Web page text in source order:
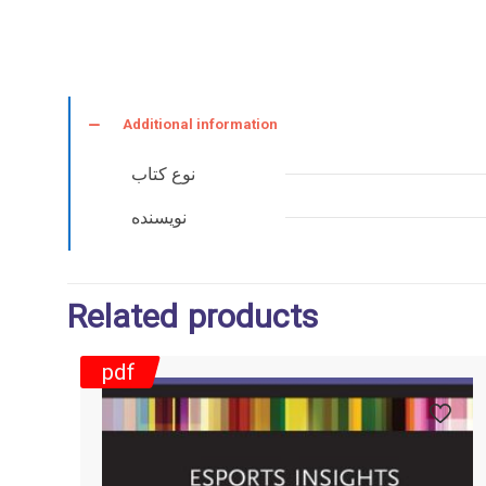
Additional information
نوع کتاب
نویسنده
Related products
pdf